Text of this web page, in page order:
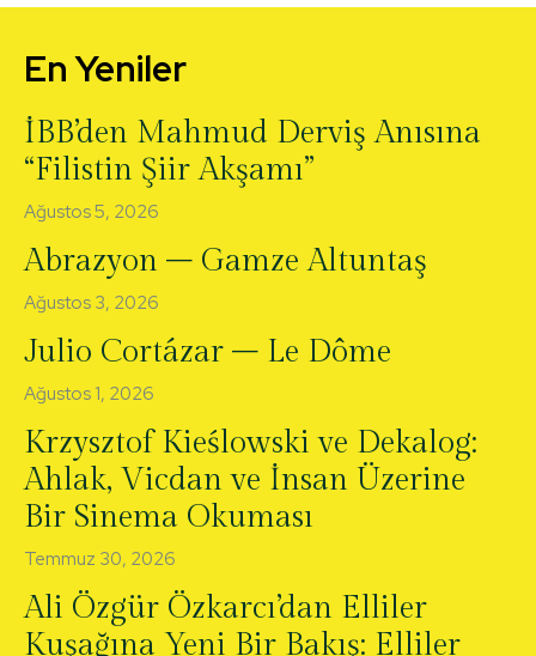
En Yeniler
İBB’den Mahmud Derviş Anısına
“Filistin Şiir Akşamı”
Ağustos 5, 2026
Abrazyon – Gamze Altuntaş
Ağustos 3, 2026
Julio Cortázar – Le Dôme
Ağustos 1, 2026
Krzysztof Kieślowski ve Dekalog:
Ahlak, Vicdan ve İnsan Üzerine
Bir Sinema Okuması
Temmuz 30, 2026
Ali Özgür Özkarcı’dan Elliler
Kuşağına Yeni Bir Bakış: Elliler